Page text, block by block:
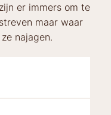
er immers om te
maar waar
najagen.